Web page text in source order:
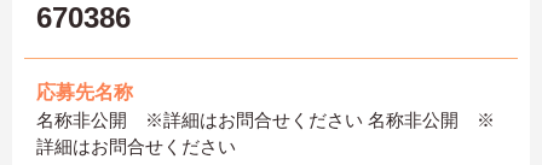
670386
応募先名称
名称非公開 ※詳細はお問合せください 名称非公開 ※
詳細はお問合せください